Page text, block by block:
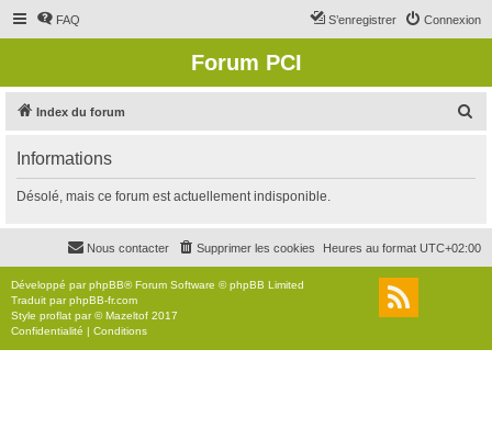
FAQ Connexion
S’enregistrer
Forum PCI
Index du forum
r
c
r
Informations
Désolé, mais ce forum est actuellement indisponible.
Heures au format UTC+02:00
Supprimer les cookies
Nous contacter
Développé parphpBB® Forum Software © phpBB Limited
Traduit parphpBB-fr.com
Style proflat par ©Mazeltof 2017
Confidentialité | Conditions